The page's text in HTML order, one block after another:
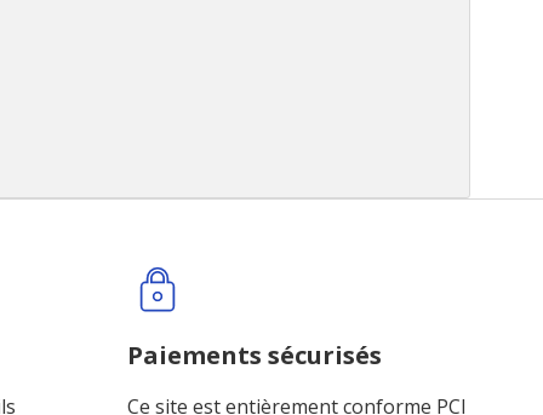
Paiements sécurisés
Ce site est entièrement conforme PCI